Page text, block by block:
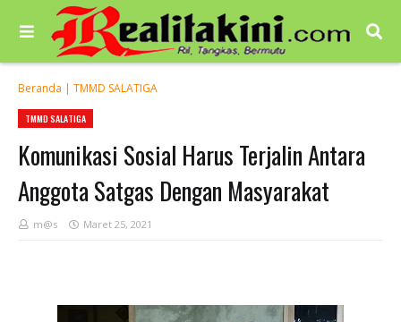
Beranda | TMMD SALATIGA
TMMD SALATIGA
Komunikasi Sosial Harus Terjalin Antara
Anggota Satgas Dengan Masyarakat
m@s Maret 25, 2021